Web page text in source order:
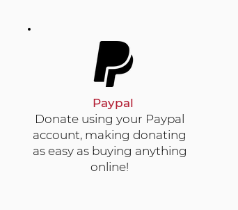
Paypal
Donate using your Paypal
account, making donating
as easy as buying anything
online!